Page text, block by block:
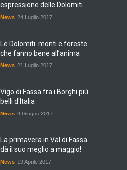
espressione delle Dolomiti
News 24 Luglio 2017
Le Dolomiti: monti e foreste
che fanno bene all’anima
News 21 Luglio 2017
Vigo di Fassa fra i Borghi più
belli d'Italia
News 4 Giugno 2017
La primavera in Val di Fassa
dà il suo meglio a maggio!
News 19 Aprile 2017